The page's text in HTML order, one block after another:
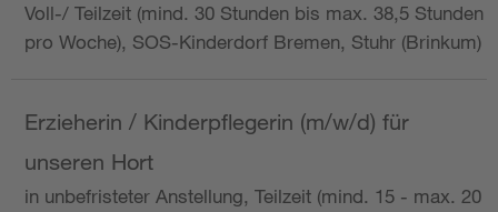
Voll-/ Teilzeit (mind. 30 Stunden bis max. 38,5 Stunden
pro Woche), SOS-Kinderdorf Bremen, Stuhr (Brinkum)
Erzieherin / Kinderpflegerin (m/w/d) für
unseren Hort
in unbefristeter Anstellung, Teilzeit (mind. 15 - max. 20